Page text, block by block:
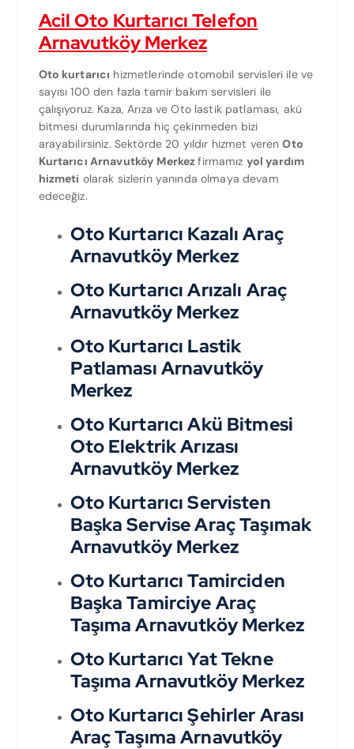
Acil Oto Kurtarıcı Telefon
Arnavutköy Merkez
Oto kurtarıcı hizmetlerinde otomobil servisleri ile ve
sayısı 100 den fazla tamir bakım servisleri ile
çalışıyoruz. Kaza, Arıza ve Oto lastik patlaması, akü
bitmesi durumlarında hiç çekinmeden bizi
arayabilirsiniz. Sektörde 20 yıldır hizmet verenOto
Kurtarıcı Arnavutköy Merkezfirmamız yol yardım
hizmeti olarak sizlerin yanında olmaya devam
edeceğiz.
Oto Kurtarıcı Kazalı Araç
Arnavutköy Merkez
Oto Kurtarıcı Arızalı Araç
Arnavutköy Merkez
Oto Kurtarıcı Lastik
Patlaması Arnavutköy
Merkez
Oto Kurtarıcı Akü Bitmesi
Oto Elektrik Arızası
Arnavutköy Merkez
Oto Kurtarıcı Servisten
Başka Servise Araç Taşımak
Arnavutköy Merkez
Oto Kurtarıcı Tamirciden
Başka Tamirciye Araç
Taşıma Arnavutköy Merkez
Oto Kurtarıcı Yat Tekne
Taşıma Arnavutköy Merkez
Oto Kurtarıcı Şehirler Arası
Araç Taşıma Arnavutköy